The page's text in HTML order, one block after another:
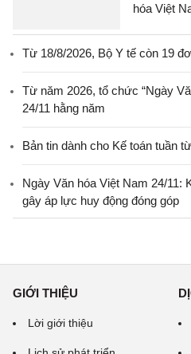
hóa Việt
Từ 18/8/2026, Bộ Y tế còn 19
Từ năm 2026, tổ chức “Ngày
24/11 hằng năm
Bản tin dành cho Kế toán tuần
Ngày Văn hóa Việt Nam 24/11:
gây áp lực huy động đóng góp
GIỚI THIỆU
Lời giới thiệu